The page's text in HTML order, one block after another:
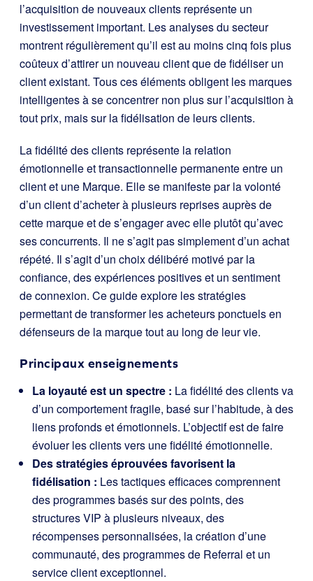
l’acquisition de nouveaux clients représente un
investissement important. Les analyses du secteur
montrent régulièrement qu’il est au moins cinq fois plus
coûteux d’attirer un nouveau client que de fidéliser un
client existant. Tous ces éléments obligent les marques
intelligentes à se concentrer non plus sur l’acquisition à
tout prix, mais sur la fidélisation de leurs clients.
La fidélité des clients représente la relation
émotionnelle et transactionnelle permanente entre un
client et une Marque. Elle se manifeste par la volonté
d’un client d’acheter à plusieurs reprises auprès de
cette marque et de s’engager avec elle plutôt qu’avec
ses concurrents. Il ne s’agit pas simplement d’un achat
répété. Il s’agit d’un choix délibéré motivé par la
confiance, des expériences positives et un sentiment
de connexion. Ce guide explore les stratégies
permettant de transformer les acheteurs ponctuels en
défenseurs de la marque tout au long de leur vie.
Principaux enseignements
La loyauté est un spectre : La fidélité des clients va
d’un comportement fragile, basé sur l’habitude, à des
liens profonds et émotionnels. L’objectif est de faire
évoluer les clients vers une fidélité émotionnelle.
Des stratégies éprouvées favorisent la
fidélisation : Les tactiques efficaces comprennent
des programmes basés sur des points, des
structures VIP à plusieurs niveaux, des
récompenses personnalisées, la création d’une
communauté, des programmes de Referral et un
service client exceptionnel.